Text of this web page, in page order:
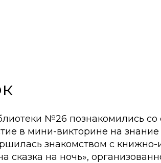
№26 познакомились со
в мини-викторине на
знакомством с
сказка на ночь»,